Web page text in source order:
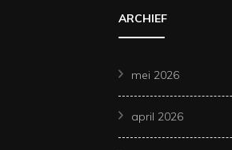
ARCHIEF
mei 2026
april 2026